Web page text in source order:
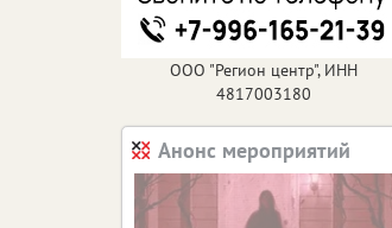
ООО "Регион центр", ИНН
4817003180
Анонс мероприятий